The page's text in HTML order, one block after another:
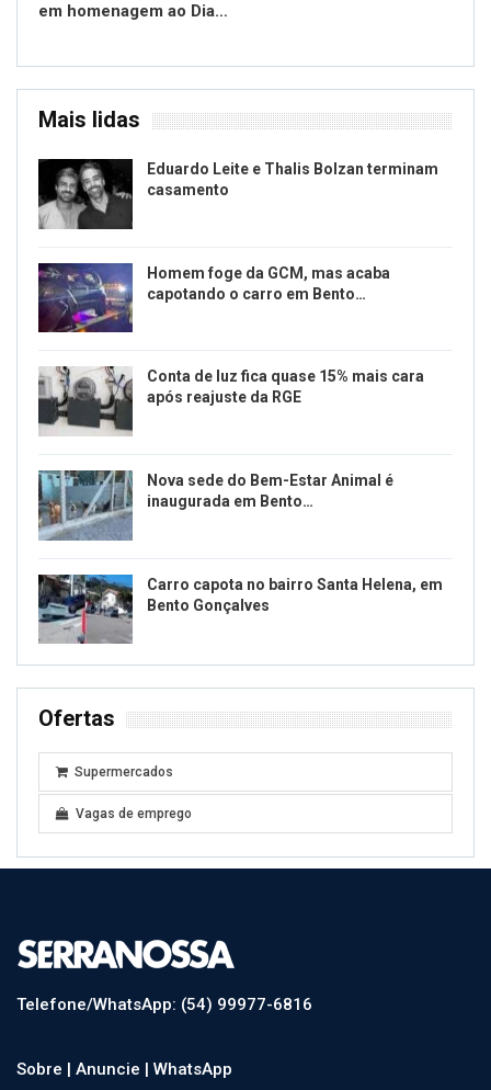
em homenagem ao Dia…
Mais lidas
Eduardo Leite e Thalis Bolzan terminam
casamento
Homem foge da GCM, mas acaba
capotando o carro em Bento…
Conta de luz fica quase 15% mais cara
após reajuste da RGE
Nova sede do Bem-Estar Animal é
inaugurada em Bento…
Carro capota no bairro Santa Helena, em
Bento Gonçalves
Ofertas
Supermercados
Vagas de emprego
Telefone/WhatsApp: (54) 99977-6816
Sobre | Anuncie | WhatsApp